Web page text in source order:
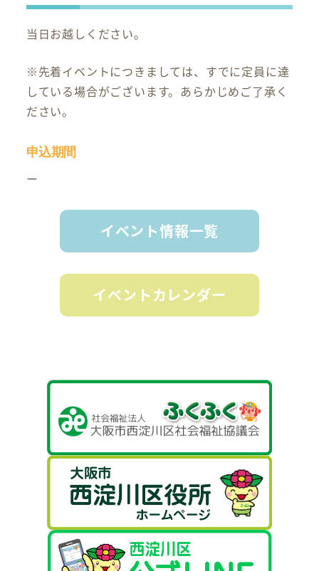
当日お越しください。
※先着イベントにつきましては、すでに定員に達
している場合がございます。あらかじめご了承く
ださい。
申込期間
ー
イベント情報一覧
イベントカレンダー